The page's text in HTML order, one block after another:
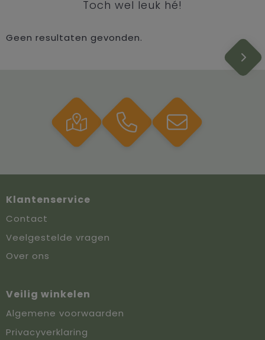
Toch wel leuk hé!
Geen resultaten gevonden.
Klantenservice
Contact
Veelgestelde vragen
Over ons
Veilig winkelen
Algemene voorwaarden
Privacyverklaring